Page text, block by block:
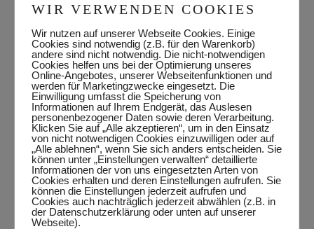
DATE: November 27, 2019
TAGS: Beauty
WIR VERWENDEN COOKIES
Wir nutzen auf unserer Webseite Cookies. Einige
Cookies sind notwendig (z.B. für den Warenkorb)
andere sind nicht notwendig. Die nicht-notwendigen
Cookies helfen uns bei der Optimierung unseres
Online-Angebotes, unserer Webseitenfunktionen und
werden für Marketingzwecke eingesetzt. Die
Einwilligung umfasst die Speicherung von
Informationen auf Ihrem Endgerät, das Auslesen
personenbezogener Daten sowie deren Verarbeitung.
Klicken Sie auf „Alle akzeptieren“, um in den Einsatz
von nicht notwendigen Cookies einzuwilligen oder auf
„Alle ablehnen“, wenn Sie sich anders entscheiden. Sie
können unter „Einstellungen verwalten“ detaillierte
Informationen der von uns eingesetzten Arten von
Cookies erhalten und deren Einstellungen aufrufen. Sie
können die Einstellungen jederzeit aufrufen und
Cookies auch nachträglich jederzeit abwählen (z.B. in
der Datenschutzerklärung oder unten auf unserer
Webseite).